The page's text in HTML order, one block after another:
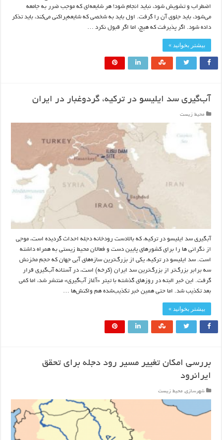
اضطراب و تشویش شود، نباید انجام شود! هر شایعه‌ای که موجب ضرر به جامعه
می‌شود، باید جلوی آن را گرفت. اول باید به شخصی که شایعه‌پراکنی می‌کند، باید تذکر
داده شود. اگر پذیرفت که هیچ، اما اگر قبول نکرد …
بیشتر بخوانید »
آب‌گيری سد ایلیسو در ترکيه، گردوغبار در ايران
محیط زیست
آبگیری سد ایلیسو در ترکیه، که بالادست رودخانه دجله احداث گردیده است، موجی
از نگرانی ها را برای کشورهای پایین دست و فعالان محیط زیستی به همراه داشته
است. سد ایلیسو در ترکیه، یکی از بزرگ‌ترین سازه‌های آبی جهان که حجم مخزنش
سه برابر بزرگ‌تر از بزرگ‌ترین سد ایران (کرخه) است، در آستانه آب‌گیری قرار
گرفت. این خبر البته در روزهای گذشته با تیتر «آغاز آب‌گیری» منتشر شد، اما کمی
بعد تکذیب شد. اما حتی همین خبر تکذیب‌شده هم واکنش‌ها …
بیشتر بخوانید »
بررسی امکان تغییر مسیر رود دجله برای تحقق
ایرانرود
شهرسازی, محیط زیست